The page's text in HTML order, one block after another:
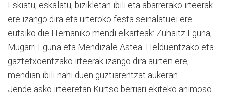
Eskiatu, eskalatu, bizikletan ibili eta abarrerako irteerak
ere izango dira eta urteroko festa seinalatuei ere
eutsiko die Hernaniko mendi elkarteak: Zuhaitz Eguna,
Mugarri Eguna eta Mendizale Astea. Helduentzako eta
gaztetxoentzako irteerak izango dira aurten ere,
mendian ibili nahi duen guztiarentzat aukeran.
Jende asko irteeretan Kurtso berriari ekiteko animoso